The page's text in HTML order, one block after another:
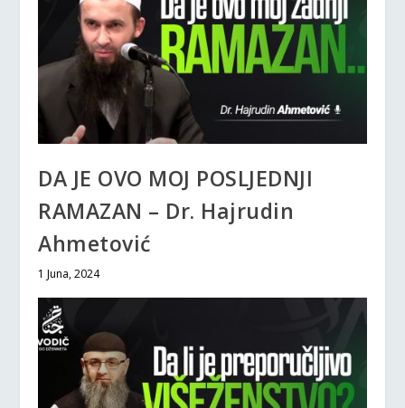
DA JE OVO MOJ POSLJEDNJI
RAMAZAN – Dr. Hajrudin
Ahmetović
1 Juna, 2024